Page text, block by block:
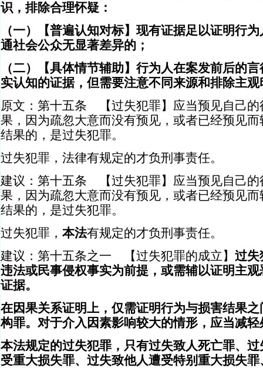
识，排除合理怀疑：
（一）【普遍认知对标】现有证据足以证明行
通社会公众无显著差异的；
（二）【具体情节辅助】行为人在案发前后的
实认知的证据，但需要注意不同来源和排除主观
原文：第十五条 【过失犯罪】应当预见自己的
果，因为疏忽大意而没有预见，或者已经预见
结果的，是过失犯罪。
过失犯罪，法律有规定的才负刑事责任。
建议：第十五条 【过失犯罪】应当预见自己的
果，因为疏忽大意而没有预见，或者已经预见
结果的，是过失犯罪。
过失犯罪， 本法有规定的才负刑事责任。
建议：第十五条之一 【过失犯罪的成立】 过失
违法或民事侵权事实为前提，或需辅以证明主
证据。
在因果关系证明上，仅需证明行为与损害结果
构罪。对于介入因素影响较大的情形，应当减轻
本法规定的过失犯罪，只有过失致人死亡罪、
受重大损失罪、过失致他人遭受特别重大损失